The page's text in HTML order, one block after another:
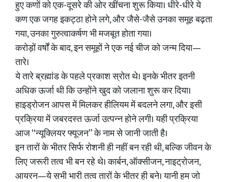
हुए कणों को एक-दूसरे की ओर खींचना शुरू किया। धीरे-धीरे ये
कण एक जगह इकट्ठा होने लगे, और जैसे-जैसे उनका समूह बढ़ता
गया, उनका गुरुत्वाकर्षण भी मजबूत होता गया।
करोड़ों वर्षों के बाद, इन समूहों ने एक नई चीज को जन्म दिया—
तारे।
ये तारे ब्रह्मांड के पहले प्रकाश स्रोत थे। इनके भीतर इतनी
अधिक ऊर्जा थी कि उन्होंने खुद को जलाना शुरू कर दिया।
हाइड्रोजन आपस में मिलकर हीलियम में बदलने लगा, और इसी
प्रक्रिया में जबरदस्त ऊर्जा उत्पन्न होने लगी। यही प्रक्रिया
आज “न्यूक्लियर फ्यूजन” के नाम से जानी जाती है।
इन तारों के भीतर सिर्फ रोशनी ही नहीं बन रही थी, बल्कि जीवन के
लिए जरूरी तत्व भी बन रहे थे। कार्बन, ऑक्सीजन, नाइट्रोजन,
आयरन—ये सभी भारी तत्व तारों के भीतर ही बने। यानी हम जो